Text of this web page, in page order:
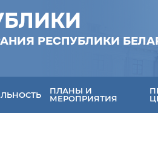
РЕСПУБЛИКИ
ПЛАНЫ И
МЕРОПРИЯТИЯ